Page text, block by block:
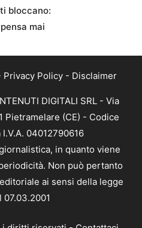
bloccano:
mai
Privacy Policy - Disclaimer
DIGITALI SRL - Via
Pietramelare (CE) - Codice
04012790616
in quanto viene
Non può pertanto
ai sensi della legge
07.03.2001